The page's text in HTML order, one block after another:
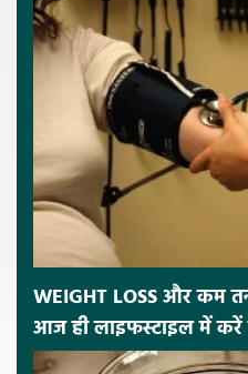
WEIGHT LOSS और कम
आज ही लाइफस्टाइल में करें